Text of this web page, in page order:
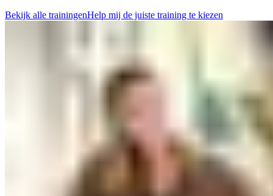
Bekijk alle trainingenHelp mij de juiste training te kiezen